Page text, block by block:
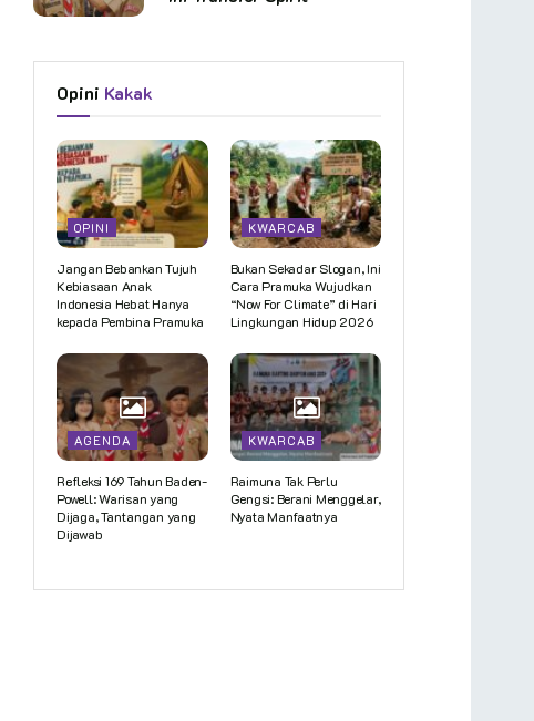
Opini Kakak
OPINI
Jangan Bebankan Tujuh
Kebiasaan Anak
Indonesia Hebat Hanya
kepada Pembina Pramuka
KWARCAB
Bukan Sekadar Slogan, Ini
Cara Pramuka Wujudkan
“Now For Climate” di Hari
Lingkungan Hidup 2026
AGENDA
Refleksi 169 Tahun Baden-
Powell: Warisan yang
Dijaga, Tantangan yang
Dijawab
KWARCAB
Raimuna Tak Perlu
Gengsi: Berani Menggelar,
Nyata Manfaatnya